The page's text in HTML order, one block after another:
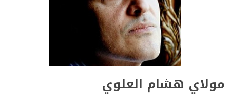
مولاي هشام العلوي